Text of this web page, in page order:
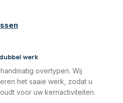
werk
overtypen. Wij
het saaie werk, zodat u
voor uw kernactiviteiten.